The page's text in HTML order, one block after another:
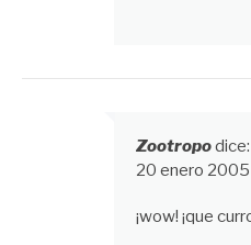
Zootropodice:
20 enero
¡wow! ¡que